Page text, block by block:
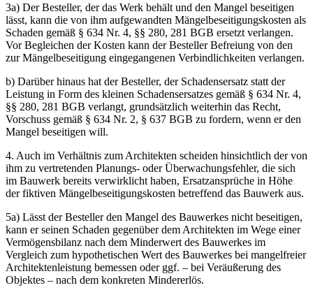
3a) Der Besteller, der das Werk behält und den Mangel beseitigen
lässt, kann die von ihm aufgewandten Mängelbeseitigungskosten als
Schaden gemäß § 634 Nr. 4, §§ 280, 281 BGB ersetzt verlangen.
Vor Begleichen der Kosten kann der Besteller Befreiung von den
zur Mängelbeseitigung eingegangenen Verbindlichkeiten verlangen.
b) Darüber hinaus hat der Besteller, der Schadensersatz statt der
Leistung in Form des kleinen Schadensersatzes gemäß § 634 Nr. 4,
§§ 280, 281 BGB verlangt, grundsätzlich weiterhin das Recht,
Vorschuss gemäß § 634 Nr. 2, § 637 BGB zu fordern, wenn er den
Mangel beseitigen will.
4. Auch im Verhältnis zum Architekten scheiden hinsichtlich der von
ihm zu vertretenden Planungs- oder Überwachungsfehler, die sich
im Bauwerk bereits verwirklicht haben, Ersatzansprüche in Höhe
der fiktiven Mängelbeseitigungskosten betreffend das Bauwerk aus.
5a) Lässt der Besteller den Mangel des Bauwerkes nicht beseitigen,
kann er seinen Schaden gegenüber dem Architekten im Wege einer
Vermögensbilanz nach dem Minderwert des Bauwerkes im
Vergleich zum hypothetischen Wert des Bauwerkes bei mangelfreier
Architektenleistung bemessen oder ggf. – bei Veräußerung des
Objektes – nach dem konkreten Mindererlös.